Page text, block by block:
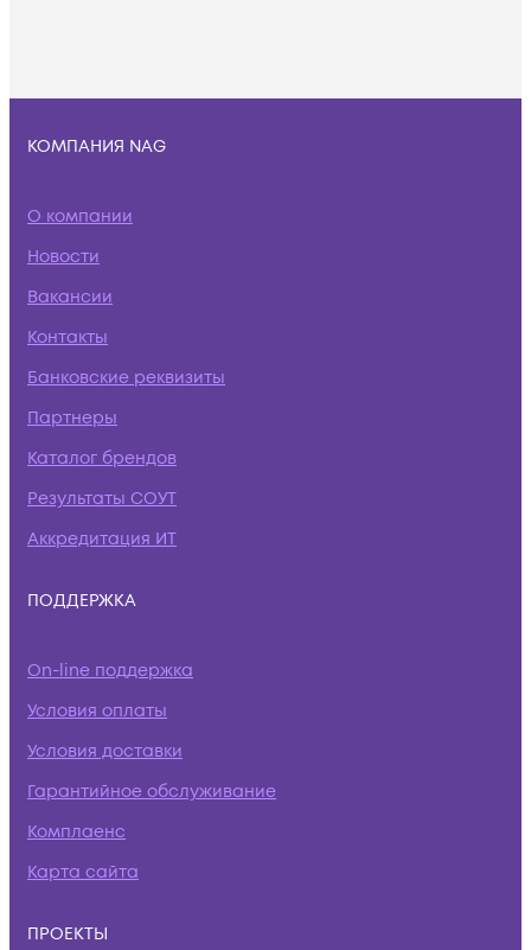
КОМПАНИЯ NAG
О компании
Новости
Вакансии
Контакты
Банковские реквизиты
Партнеры
Каталог брендов
Результаты СОУТ
Аккредитация ИТ
ПОДДЕРЖКА
On-line поддержка
Условия оплаты
Условия доставки
Гарантийное обслуживание
Комплаенс
Карта сайта
ПРОЕКТЫ